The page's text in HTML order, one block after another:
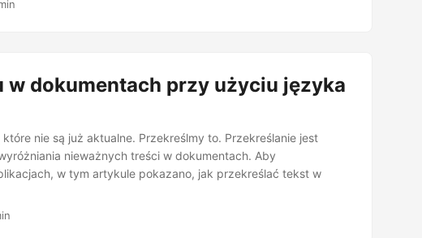
w dokumentach przy użyciu języka
nie są już aktualne. Przekreślmy to. Przekreślanie jest
nieważnych treści w dokumentach. Aby
w tym artykule pokazano, jak przekreślać tekst w